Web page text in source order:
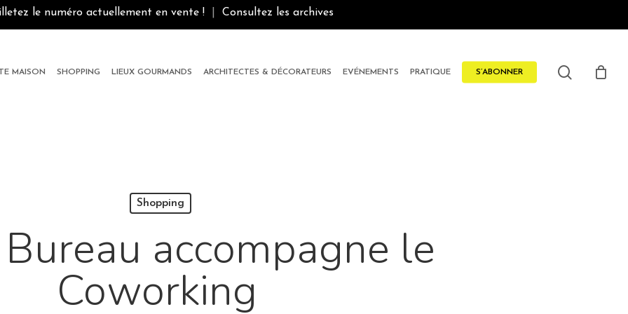
le numéro actuellement en vente ! Consultez les archives
MAISON SHOPPING LIEUX GOURMANDS ARCHITECTES & DÉCORATEURS EVÉNEMENTS PRATIQUE S’ABONNER search
Shopping
accompagne le
Coworking